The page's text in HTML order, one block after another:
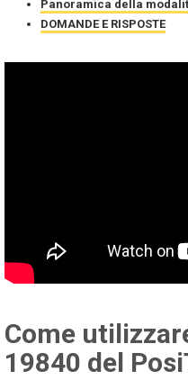
Panoramica della
DOMANDE E RISPOSTE
Come
19840 del